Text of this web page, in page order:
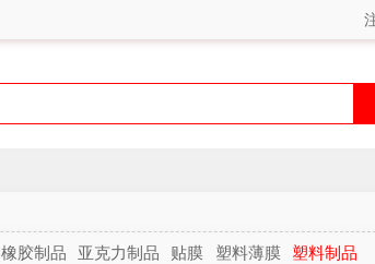
橡胶制品 亚克力制品 贴膜 塑料薄膜 塑料制品